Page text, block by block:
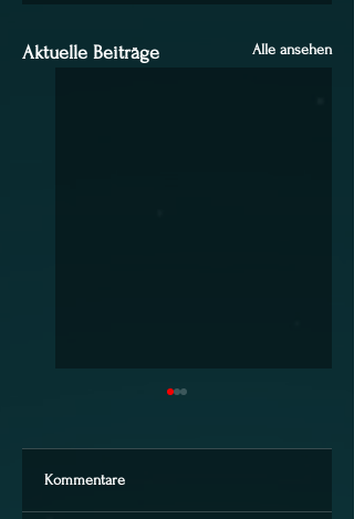
Aktuelle Beiträge Alle ansehen
Kommentare